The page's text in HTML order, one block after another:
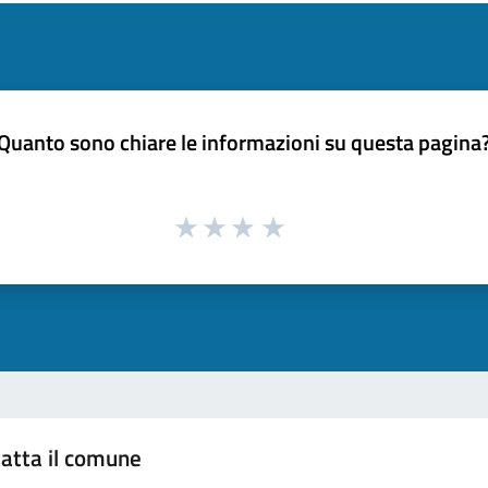
sono chiare le informazioni su questa
il comune